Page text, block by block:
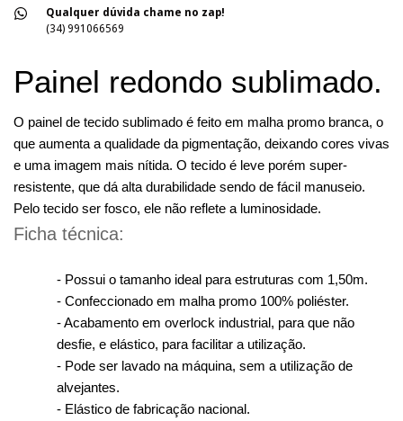
Qualquer dúvida chame no zap!
(34) 991066569
Painel redondo sublimado.
O painel de tecido sublimado é feito em malha promo branca, o
que aumenta a qualidade da pigmentação, deixando cores vivas
e uma imagem mais nítida. O tecido é leve porém super-
resistente, que dá alta durabilidade sendo de fácil manuseio.
Pelo tecido ser fosco, ele não reflete a luminosidade.
Ficha técnica:
- Possui o tamanho ideal para estruturas com 1,50m.
- Confeccionado em malha promo 100% poliéster.
- Acabamento em overlock industrial, para que não
desfie, e elástico, para facilitar a utilização.
- Pode ser lavado na máquina, sem a utilização de
alvejantes.
- Elástico de fabricação nacional.